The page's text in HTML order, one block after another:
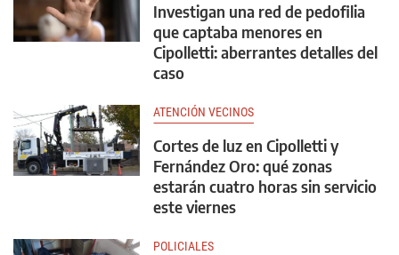
Investigan una red de pedofilia
que captaba menores en
Cipolletti: aberrantes detalles del
caso
ATENCIÓN VECINOS
Cortes de luz en Cipolletti y
Fernández Oro: qué zonas
estarán cuatro horas sin servicio
este viernes
POLICIALES